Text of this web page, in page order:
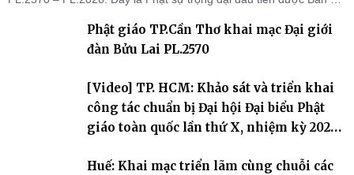
thứ I, thể hiện sự quan tâm đối với công tác truyền giới, đào tạo
Tăng tài và tiếp nối mạng mạch Tăng-g
Phật giáo TP.Cần Thơ khai mạc Đại giới
đàn Bửu Lai PL.2570
[Video] TP. HCM: Khảo sát và triển khai
công tác chuẩn bị Đại hội Đại biểu Phật
giáo toàn quốc lần thứ X, nhiệm kỳ 2026-
Huế: Khai mạc triển lãm cùng chuỗi các